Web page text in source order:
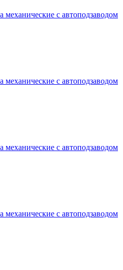
с автоподзаводом
с автоподзаводом
с автоподзаводом
с автоподзаводом